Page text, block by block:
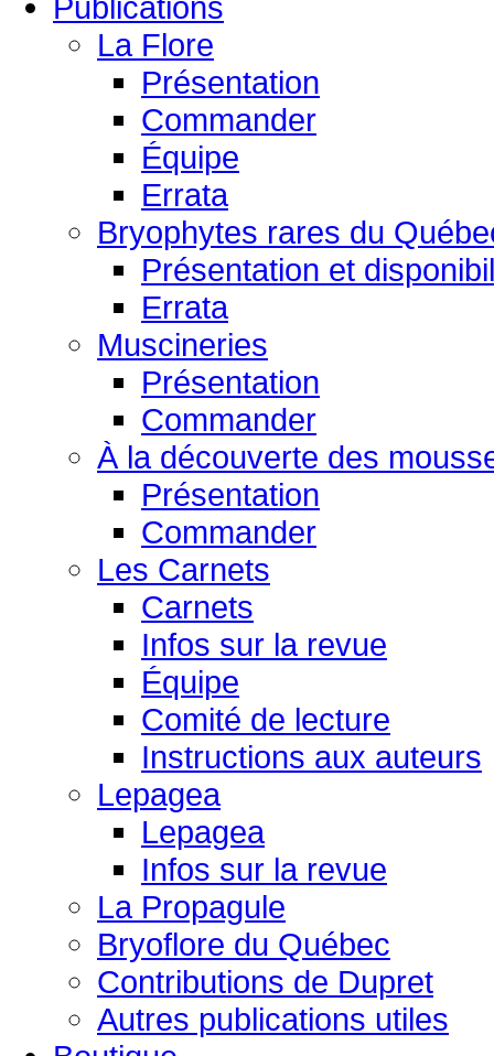
La Flore
Présentation
Commander
Équipe
Errata
Bryophytes rares du
Présentation et
Errata
Muscineries
Présentation
Commander
À la découverte des
Présentation
Commander
Les Carnets
Carnets
Infos sur la revue
Équipe
Comité de lecture
Instructions aux auteurs
Lepagea
Lepagea
Infos sur la revue
La Propagule
Bryoflore du Québec
Contributions de Dupret
Autres publications utiles